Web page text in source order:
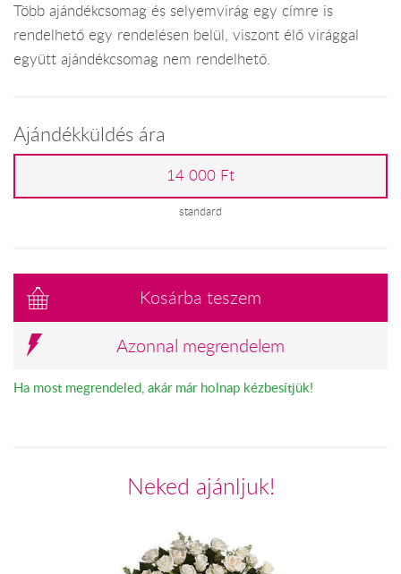
Több ajándékcsomag és selyemvirág egy címre is
rendelhető egy rendelésen belül, viszont élő virággal
együtt ajándékcsomag nem rendelhető.
Ajándékküldés ára
14 000 Ft
standard
Kosárba teszem
Azonnal megrendelem
Ha most megrendeled, akár már holnap kézbesítjük!
Neked ajánljuk!